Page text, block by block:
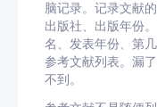
脑记录。记录文献
出版社、出版年份
名、发表年份、第
参考文献列表。漏
不到。